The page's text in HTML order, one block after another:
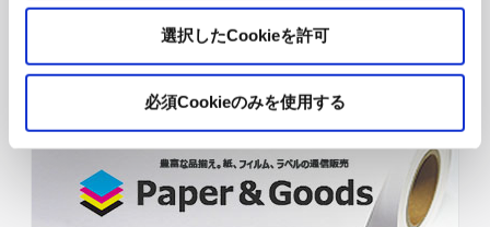
選択したCookieを許可
必須Cookieのみを使用する